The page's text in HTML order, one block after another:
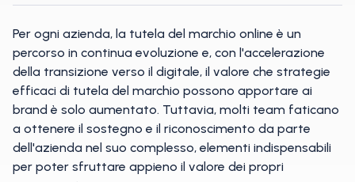
Per ogni azienda, la tutela del marchio online è un
percorso in continua evoluzione e, con l'accelerazione
della transizione verso il digitale, il valore che strategie
efficaci di tutela del marchio possono apportare ai
brand è solo aumentato. Tuttavia, molti team faticano
a ottenere il sostegno e il riconoscimento da parte
dell'azienda nel suo complesso, elementi indispensabili
per poter sfruttare appieno il valore dei propri